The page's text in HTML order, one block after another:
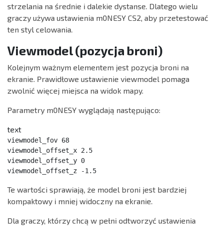
strzelania na średnie i dalekie dystanse. Dlatego wielu
graczy używa ustawienia m0NESY CS2, aby przetestować
ten styl celowania.
Viewmodel (pozycja broni)
Kolejnym ważnym elementem jest pozycja broni na
ekranie. Prawidłowe ustawienie viewmodel pomaga
zwolnić więcej miejsca na widok mapy.
Parametry m0NESY wyglądają następująco:
text
viewmodel_fov 68
viewmodel_offset_x 2.5
viewmodel_offset_y 0
viewmodel_offset_z -1.5
Te wartości sprawiają, że model broni jest bardziej
kompaktowy i mniej widoczny na ekranie.
Dla graczy, którzy chcą w pełni odtworzyć ustawienia